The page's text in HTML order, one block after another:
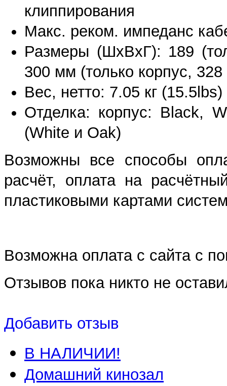
клиппирования
Макс. реком. импеданс
Размеры (ШхВхГ): 189
300 мм (только корпус,
Вес, нетто: 7.05 кг (15.5lbs)
Отделка: корпус: Black,
(White и Oak)
Возможны все способы
расчёт, оплата на
пластиковыми картами
Возможна оплата с сайта с
Отзывов пока никто не
Добавить отзыв
В НАЛИЧИИ!
Домашний кинозал